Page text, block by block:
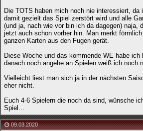
Die TOTS haben mich noch nie interessiert,
damit gezielt das Spiel zerstört wird und alle
(und ja, nach wie vor bin ich da dagegen) naja,
jetzt auch schon vorher hin. Man merkt
ganzen Karten aus den Fugen gerät.
Diese Woche und das kommende WE habe
danach noch angehe an Spielen weiß ich noch
Vielleicht liest man sich ja in der nächsten
eher nicht.
Euch 4-6 Spielern die noch da sind, wünsche
Spiel...
09.03.2020